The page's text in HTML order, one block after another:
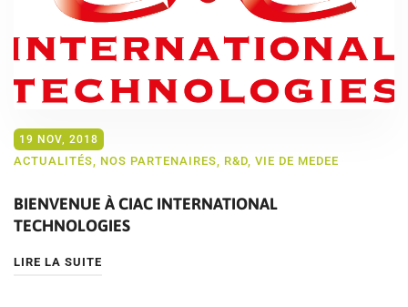
19 NOV, 2018
ACTUALITÉS, NOS PARTENAIRES, R&D, VIE DE MEDEE
BIENVENUE À CIAC INTERNATIONAL
TECHNOLOGIES
LIRE LA SUITE